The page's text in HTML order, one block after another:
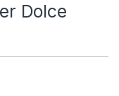
Dolce